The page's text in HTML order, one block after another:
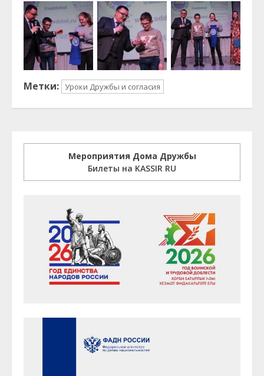
Метки: Уроки Дружбы и согласия
Мероприятия Дома Дружбы
Билеты на KASSIR RU